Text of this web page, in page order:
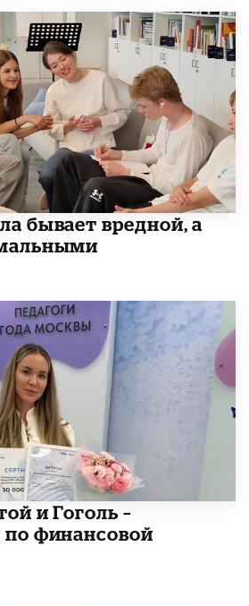
бывает вредной, а
и Гоголь –
по финансовой